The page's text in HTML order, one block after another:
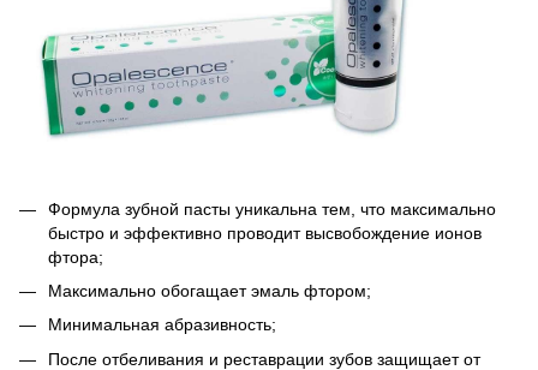
Формула зубной пасты уникальна тем, что максимально
быстро и эффективно проводит высвобождение ионов
фтора;
Максимально обогащает эмаль фтором;
Минимальная абразивность;
После отбеливания и реставрации зубов защищает от